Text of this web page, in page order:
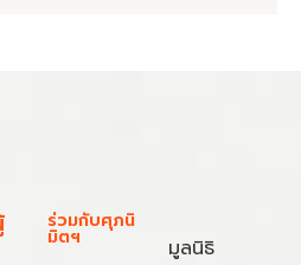
ร่วมกับศุภนิ
มิตฯ
มูลนิธิ